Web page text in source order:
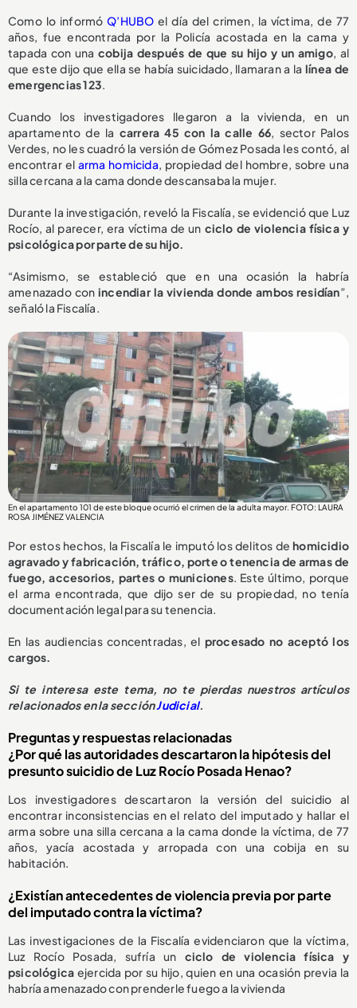
Como lo informóQ’HUBO el día del crimen, la víctima, de 77
años, fue encontrada por la Policía acostada en la cama y
tapada con unacobija después de que su hijo y un amigo, al
que este dijo que ella se había suicidado, llamaran a lalínea de
emergencias 123.
Cuando los investigadores llegaron a la vivienda, en un
apartamento de la carrera 45 con la calle 66, sector Palos
Verdes, no les cuadró la versión de Gómez Posada les contó, al
encontrar el arma homicida, propiedad del hombre, sobre una
silla cercana a la cama donde descansaba la mujer.
Durante la investigación, reveló la Fiscalía, se evidenció que Luz
Rocío, al parecer, era víctima de un ciclo de violencia física y
psicológica por parte de su hijo.
“Asimismo, se estableció que en una ocasión la habría
amenazado conincendiar la vivienda donde ambos residían”,
señaló la Fiscalía.
En el apartamento 101 de este bloque ocurrió el crimen de la adulta mayor. FOTO: LAURA
ROSA JIMÉNEZ VALENCIA
Por estos hechos, la Fiscalía le imputó los delitos dehomicidio
agravado y fabricación, tráfico, porte o tenencia de armas de
fuego, accesorios, partes o municiones. Este último, porque
el arma encontrada, que dijo ser de su propiedad, no tenía
documentación legal para su tenencia.
En las audiencias concentradas, el procesado no aceptó los
cargos.
Si te interesa este tema, no te pierdas nuestros artículos
relacionados en la secciónJudicial.
Preguntas y respuestas relacionadas
¿Por qué las autoridades descartaron la hipótesis del
presunto suicidio de Luz Rocío Posada Henao?
Los investigadores descartaron la versión del suicidio al
encontrar inconsistencias en el relato del imputado y hallar el
arma sobre una silla cercana a la cama donde la víctima, de 77
años, yacía acostada y arropada con una cobija en su
habitación.
¿Existían antecedentes de violencia previa por parte
del imputado contra la víctima?
Las investigaciones de la Fiscalía evidenciaron que la víctima,
Luz Rocío Posada, sufría un ciclo de violencia física y
psicológica ejercida por su hijo, quien en una ocasión previa la
habría amenazado con prenderle fuego a la vivienda